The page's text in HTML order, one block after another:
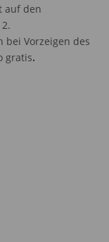
auf den
bei Vorzeigen des
gratis.